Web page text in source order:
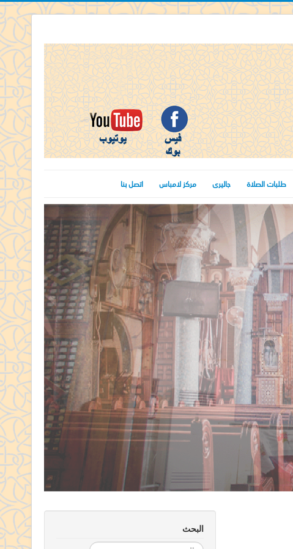
طلبات الصلاة جاليرى مركز لامباس اتصل بنا
البحث